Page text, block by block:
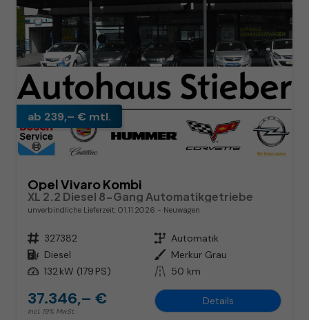
ab 239,– € mtl.
Opel Vivaro Kombi
XL 2.2 Diesel 8-Gang Automatikgetriebe
unverbindliche Lieferzeit: 01.11.2026 Neuwagen
Fahrzeugnr. 327382 Getriebe Automatik
Kraftstoff Diesel Außenfarbe Merkur Grau
Leistung 132 kW (179 PS) Kilometerstand 50 km
37.346,– €
incl. 19% MwSt.
Details